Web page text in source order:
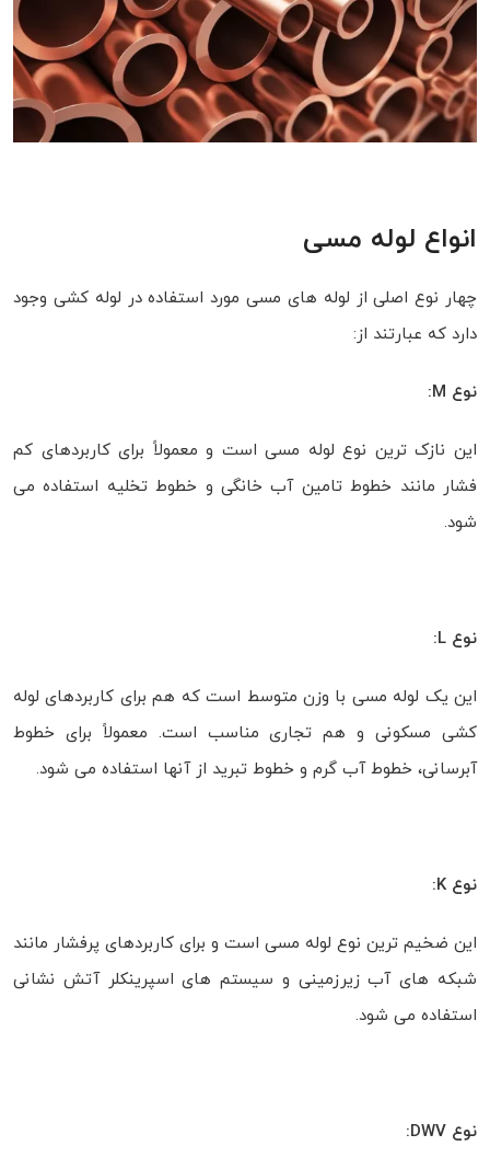
انواع لوله مسی
چهار نوع اصلی از لوله های مسی مورد استفاده در لوله کشی وجود
دارد که عبارتند از:
نوع M:
این نازک ترین نوع لوله مسی است و معمولاً برای کاربردهای کم
فشار مانند خطوط تامین آب خانگی و خطوط تخلیه استفاده می
شود.
نوع L:
این یک لوله مسی با وزن متوسط است که هم برای کاربردهای لوله
کشی مسکونی و هم تجاری مناسب است. معمولاً برای خطوط
آبرسانی، خطوط آب گرم و خطوط تبرید از آنها استفاده می شود.
نوع K:
این ضخیم ترین نوع لوله مسی است و برای کاربردهای پرفشار مانند
شبکه های آب زیرزمینی و سیستم های اسپرینکلر آتش نشانی
استفاده می شود.
نوع DWV: